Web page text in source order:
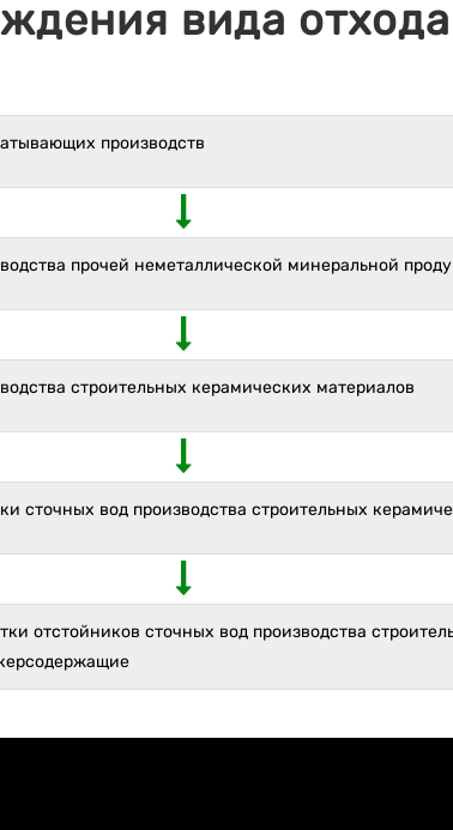
вида
производств
прочей неметаллической минеральной
строительных керамических материалов
сточных вод производства строительных
отстойников сточных вод производства